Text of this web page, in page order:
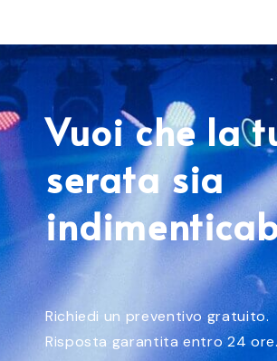
Vuoi che la
serata sia
Richiedi un preventivo gratuito.
Risposta garantita entro 24 ore.